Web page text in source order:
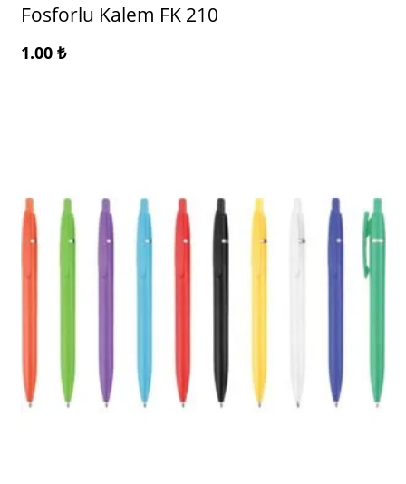
Fosforlu Kalem FK 210
1.00 ₺